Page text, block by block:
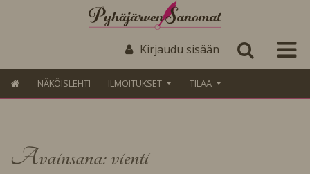
Kirjaudu sisään
NÄKÖISLEHTI ILMOITUKSET TILAA
Avainsana: vienti